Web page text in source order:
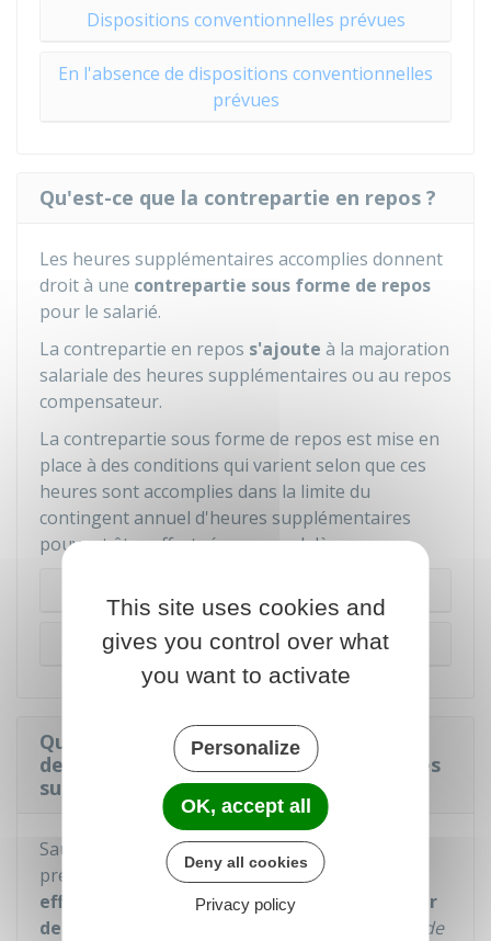
Dispositions conventionnelles prévues
En l'absence de dispositions conventionnelles
prévues
Qu'est-ce que la contrepartie en repos ?
Les heures supplémentaires accomplies donnent
droit à une contrepartie sous forme de repos
pour le salarié.
La contrepartie en repos s'ajoute à la majoration
salariale des heures supplémentaires ou au repos
compensateur.
La contrepartie sous forme de repos est mise en
place à des conditions qui varient selon que ces
heures sont accomplies dans la limite du
contingent annuel d'heures supplémentaires
pouvant être effectuées ou au-delà.
Au-delà du contingent annuel
Quelle est l'incidence d'un jour férié ou
des congés dans le décompte des heures
supplémentaires ?
Sauf dispositions conventionnelles
prévus dans l'entreprise, les heures non
effectuées du fait d'un jour férié ou d'un jour
de congé ne sont pas assimilées
temps de
This site uses cookies and
gives you control over what
you want to activate
Personalize
OK, accept all
Deny all cookies
Privacy policy